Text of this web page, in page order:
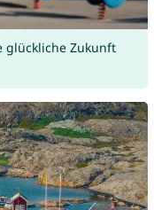
glückliche Zukunft